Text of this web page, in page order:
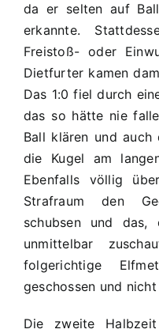
da er selten auf
erkannte.
Freistoß- oder
Dietfurter kamen
Das 1:0 fiel durch
das so hätte nie
Ball klären und
die Kugel am
Ebenfalls völlig
Strafraum den
schubsen und das,
unmittelbar
folgerichtige
geschossen und
Die zweite